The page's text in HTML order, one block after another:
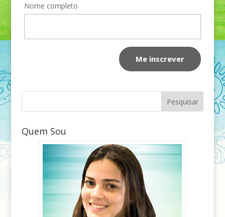
Nome completo
Quem Sou